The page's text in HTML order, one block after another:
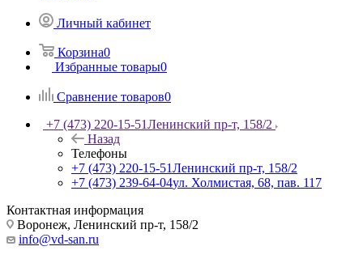
Личный кабинет
Корзина0
Избранные товары0
Сравнение товаров0
+7 (473) 220-15-51Ленинский пр-т, 158/2
Назад
Телефоны
+7 (473) 220-15-51Ленинский пр-т, 158/2
+7 (473) 239-64-04ул. Холмистая, 68, пав. 117
Контактная информация
Воронеж, Ленинский пр-т, 158/2
info@vd-san.ru